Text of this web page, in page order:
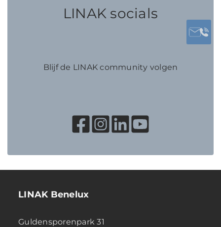
LINAK socials
Blijf de LINAK community volgen
LINAK Benelux
Guldensporenpark 31